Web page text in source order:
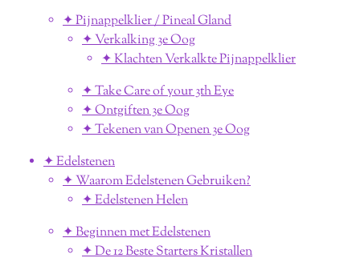
✦ Pijnappelklier / Pineal Gland
✦ Verkalking 3e Oog
✦ Klachten Verkalkte Pijnappelklier
✦ Take Care of your 3th Eye
✦ Ontgiften 3e Oog
✦ Tekenen van Openen 3e Oog
✦ Edelstenen
✦ Waarom Edelstenen Gebruiken?
✦ Edelstenen Helen
✦ Beginnen met Edelstenen
✦ De 12 Beste Starters Kristallen